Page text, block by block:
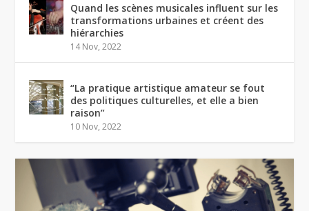
Quand les scènes musicales influent sur les
transformations urbaines et créent des
hiérarchies
14 Nov, 2022
“La pratique artistique amateur se fout
des politiques culturelles, et elle a bien
raison”
10 Nov, 2022